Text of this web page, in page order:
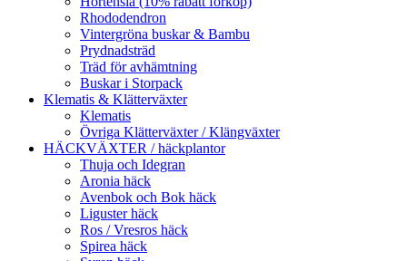
Rhododendron
Vintergröna buskar & Bambu
Prydnadsträd
Träd för avhämtning
Buskar i Storpack
Klematis & Klätterväxter
Klematis
Övriga Klätterväxter / Klängväxter
HÄCKVÄXTER / häckplantor
Thuja och Idegran
Aronia häck
Avenbok och Bok häck
Liguster häck
Ros / Vresros häck
Spirea häck